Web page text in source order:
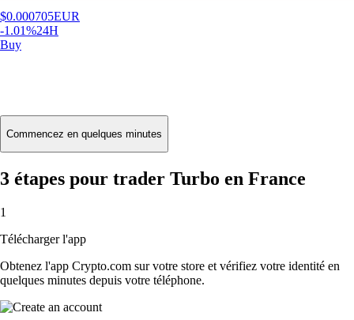
-1.01%24H
Buy
Commencez en quelques minutes
3 étapes pour trader Turbo en France
1
Télécharger l'app
Obtenez l'app Crypto.com sur votre store et vérifiez votre identité en
quelques minutes depuis votre téléphone.